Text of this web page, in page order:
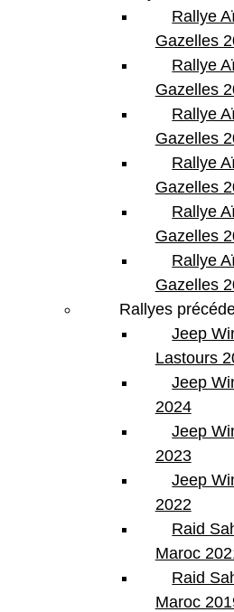
46, Chemin de la Petite Bastide
contact@bumperoffroad.com
+33 (0)4 42 54 26 75
Détails de mon compte
Premium Jeep Specialist -
Rallye
Gazelles
Rallye
Gazelles
Rallye
Gazelles
Rallye
Gazelles
Rallye
Gazelles
Rallye
Gazelles
Rallyes
Jeep
Lastours
Jeep
2024
Jeep
2023
Jeep
2022
Raid
Maroc
Raid
Maroc